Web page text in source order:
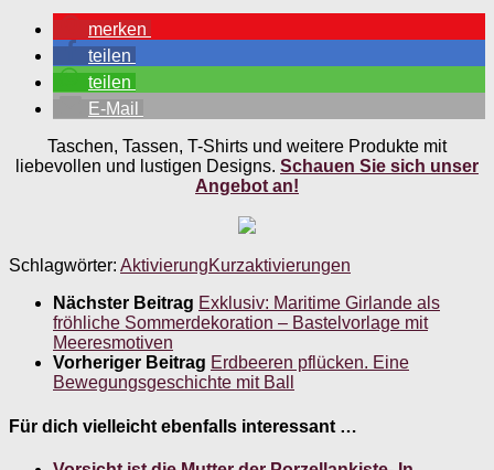
merken
teilen
teilen
E-Mail
Taschen, Tassen, T-Shirts und weitere Produkte mit
liebevollen und lustigen Designs. Schauen Sie sich unser
Angebot an!
Schlagwörter: AktivierungKurzaktivierungen
Nächster Beitrag Exklusiv: Maritime Girlande als
fröhliche Sommerdekoration – Bastelvorlage mit
Meeresmotiven
Vorheriger Beitrag Erdbeeren pflücken. Eine
Bewegungsgeschichte mit Ball
Für dich vielleicht ebenfalls interessant …